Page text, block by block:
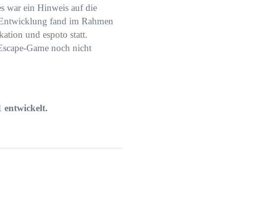
war ein Hinweis auf die
fand im Rahmen
und espoto statt.
Game noch nicht
entwickelt.